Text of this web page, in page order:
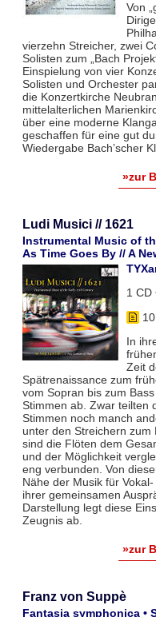
Von
vierzehn Streicher, zwei
Solisten zum „Bach
Einspielung von vier
Solisten und Orchester
die Konzertkirche
mittelalterlichen
über eine moderne
geschaffen für eine gut
Wiedergabe Bach’scher
»zur
Ludi Musici // 1621
Instrumental Music of
As Time Goes By // A
1 CD
In
Zeit
Spätrenaissance zum
vom Sopran bis zum
Stimmen ab. Zwar teil­ten
Stimmen noch manch
unter den Streichern zum
sind die Flöten dem
und der Möglichkeit
eng verbunden. Von
Nähe der Musik für
ihrer gemeinsamen
Darstellung legt diese
Zeugnis ab.
»zur
Franz von Suppè
Fantasia symphonica •